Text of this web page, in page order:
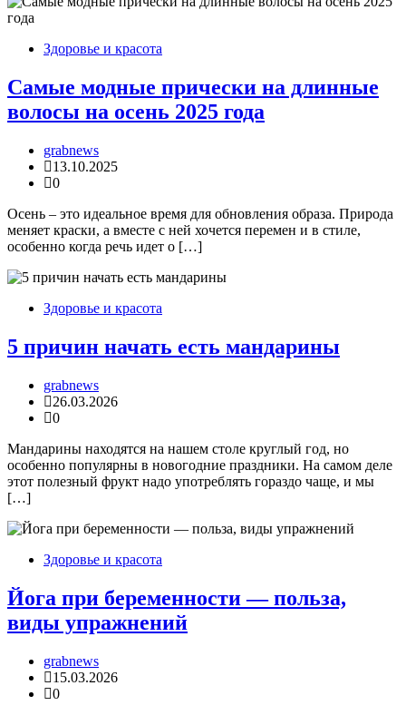
Здоровье и красота
Самые модные прически на длинные
волосы на осень 2025 года
grabnews
13.10.2025
0
Осень – это идеальное время для обновления образа. Природа
меняет краски, а вместе с ней хочется перемен и в стиле,
особенно когда речь идет о […]
Здоровье и красота
5 причин начать есть мандарины
grabnews
26.03.2026
0
Мандарины находятся на нашем столе круглый год, но
особенно популярны в новогодние праздники. На самом деле
этот полезный фрукт надо употреблять гораздо чаще, и мы
[…]
Здоровье и красота
Йога при беременности — польза,
виды упражнений
grabnews
15.03.2026
0